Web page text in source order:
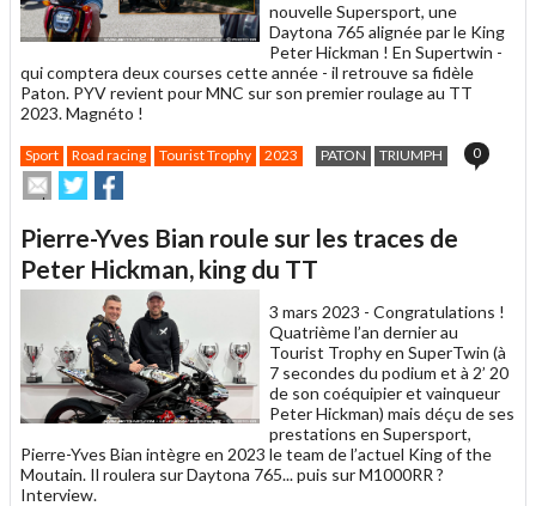
nouvelle Supersport, une
Daytona 765 alignée par le King
Peter Hickman ! En Supertwin -
qui comptera deux courses cette année - il retrouve sa fidèle
Paton. PYV revient pour MNC sur son premier roulage au TT
2023. Magnéto !
Sport Road racing Tourist Trophy 2023 PATON TRIUMPH 0
Envoyer
cet
à
un
ami
Partager
sur
sur
Pierre-Yves Bian roule sur les traces de
Peter Hickman, king du TT
3 mars 2023 - Congratulations !
Quatrième l’an dernier au
Tourist Trophy en SuperTwin (à
7 secondes du podium et à 2’ 20
de son coéquipier et vainqueur
Peter Hickman) mais déçu de ses
prestations en Supersport,
Pierre-Yves Bian intègre en 2023 le team de l’actuel King of the
Moutain. Il roulera sur Daytona 765... puis sur M1000RR ?
Interview.